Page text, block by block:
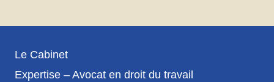
Le Cabinet
Expertise – Avocat en droit du travail